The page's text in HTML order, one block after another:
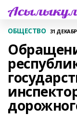
ОБЩЕСТВО 31